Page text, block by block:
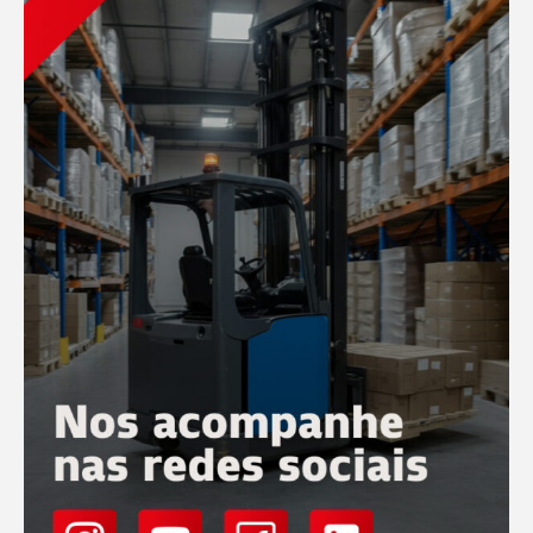
Conferir
Conferir
20 Maio
Como escolher o tipo certo de empilhadeiras para
uma operação de médio p...
Escolher o equipamento ideal para a movimentação de
materiais é um dos pilares da eficiência logística. Em